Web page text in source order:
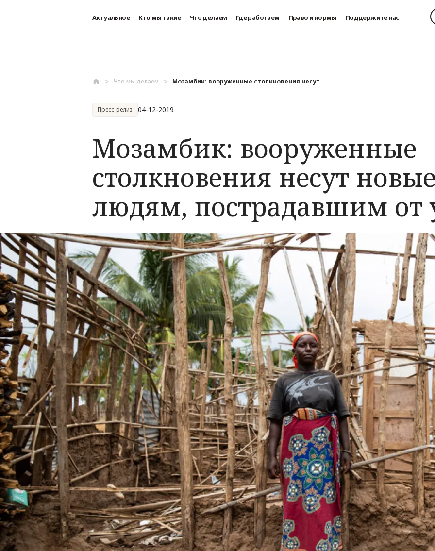
Актуальное Кто мы такие Что делаем Где работаем Право и нормы Поддержите нас
Что мы делаем Мозамбик: вооруженные столкновения несут...
Пресс-релиз 04-12-2019
Мозамбик: вооруженные
столкновения несут
людям, пострадавшим от